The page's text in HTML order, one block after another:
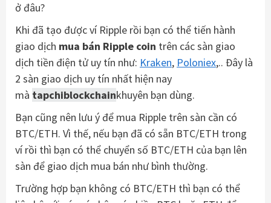
ở đâu?
Khi đã tạo được ví Ripple rồi bạn có thể tiến hành
giao dịch mua bán Ripple coin trên các sàn giao
dịch tiền điện tử uy tín như: Kraken, Poloniex,.. Đây là
2 sàn giao dịch uy tín nhất hiện nay
mà tapchiblockchainkhuyên bạn dùng.
Bạn cũng nên lưu ý để mua Ripple trên sàn cần có
BTC/ETH. Vì thế, nếu bạn đã có sẵn BTC/ETH trong
ví rồi thì bạn có thể chuyển số BTC/ETH của bạn lên
sàn để giao dịch mua bán như bình thường.
Trường hợp bạn không có BTC/ETH thì bạn có thể